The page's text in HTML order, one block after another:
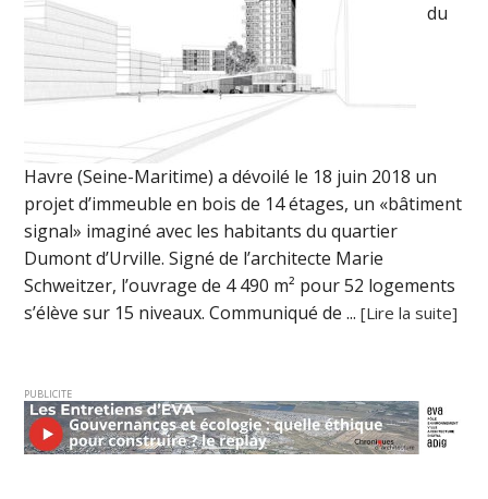
du
Havre (Seine-Maritime) a dévoilé le 18 juin 2018 un
projet d’immeuble en bois de 14 étages, un «bâtiment
signal» imaginé avec les habitants du quartier
Dumont d’Urville. Signé de l’architecte Marie
Schweitzer, l’ouvrage de 4 490 m² pour 52 logements
s’élève sur 15 niveaux. Communiqué de ...[Lire la suite]
PUBLICITE